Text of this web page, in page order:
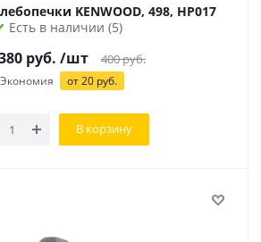
KENWOOD, 498, HP017
Есть в наличии (5)
руб. /шт 400руб.
Экономия от20руб.
В корзину